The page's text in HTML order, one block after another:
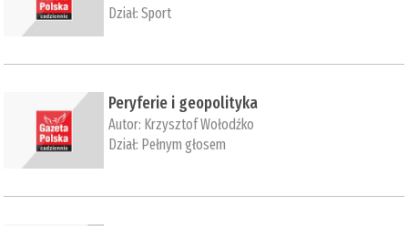
Dział:Sport
Peryferie i geopolityka
Autor: Krzysztof Wołodźko
Dział: Pełnym głosem